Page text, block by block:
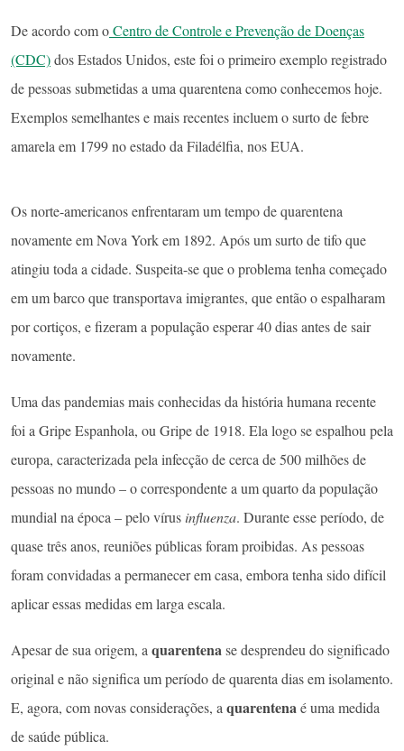
De acordo com oCentro de Controle e Prevenção de Doenças
(CDC)dos Estados Unidos, este foi o primeiro exemplo registrado
de pessoas submetidas a uma quarentena como conhecemos hoje.
Exemplos semelhantes e mais recentes incluem o surto de febre
amarela em 1799 no estado da Filadélfia, nos EUA.
Os norte-americanos enfrentaram um tempo de quarentena
novamente em Nova York em 1892. Após um surto de tifo que
atingiu toda a cidade. Suspeita-se que o problema tenha começado
em um barco que transportava imigrantes, que então o espalharam
por cortiços, e fizeram a população esperar 40 dias antes de sair
novamente.
Uma das pandemias mais conhecidas da história humana recente
foi a Gripe Espanhola, ou Gripe de 1918. Ela logo se espalhou pela
europa, caracterizada pela infecção de cerca de 500 milhões de
pessoas no mundo – o correspondente a um quarto da população
mundial na época – pelo vírus influenza. Durante esse período, de
quase três anos, reuniões públicas foram proibidas. As pessoas
foram convidadas a permanecer em casa, embora tenha sido difícil
aplicar essas medidas em larga escala.
Apesar de sua origem, aquarentenase desprendeu do significado
original e não significa um período de quarenta dias em isolamento.
E, agora, com novas considerações, aquarentenaé uma medida
de saúde pública.